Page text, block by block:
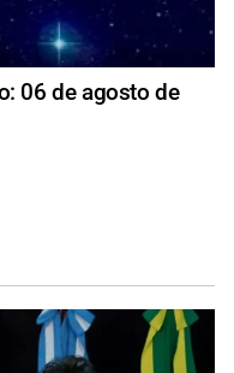
06 de agosto de